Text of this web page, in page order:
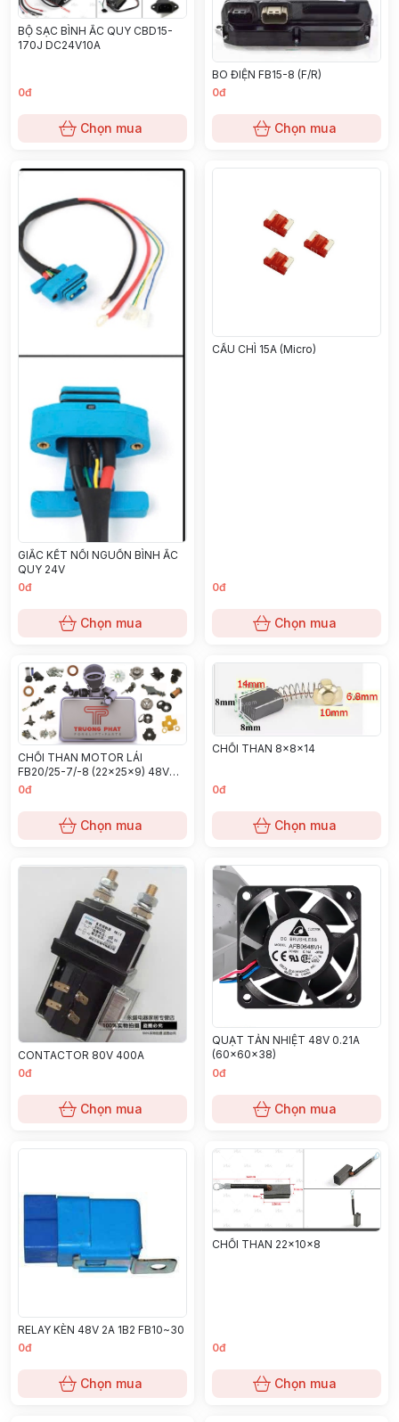
BỘ SẠC BÌNH ẮC QUY CBD15-
170J DC24V10A
0đ
Chọn mua
BO ĐIỆN FB15-8 (F/R)
0đ
Chọn mua
GIẮC KẾT NỐI NGUỒN BÌNH ẮC
QUY 24V
0đ
Chọn mua
CẦU CHÌ 15A (Micro)
0đ
Chọn mua
CHỔI THAN MOTOR LÁI
FB20/25-7/-8 (22x25x9) 48V
55W
0đ
Chọn mua
CHỔI THAN 8x8x14
0đ
Chọn mua
CONTACTOR 80V 400A
0đ
Chọn mua
QUẠT TẢN NHIỆT 48V 0.21A
(60x60x38)
0đ
Chọn mua
RELAY KÈN 48V 2A 1B2 FB10~30
0đ
Chọn mua
CHỔI THAN 22x10x8
0đ
Chọn mua